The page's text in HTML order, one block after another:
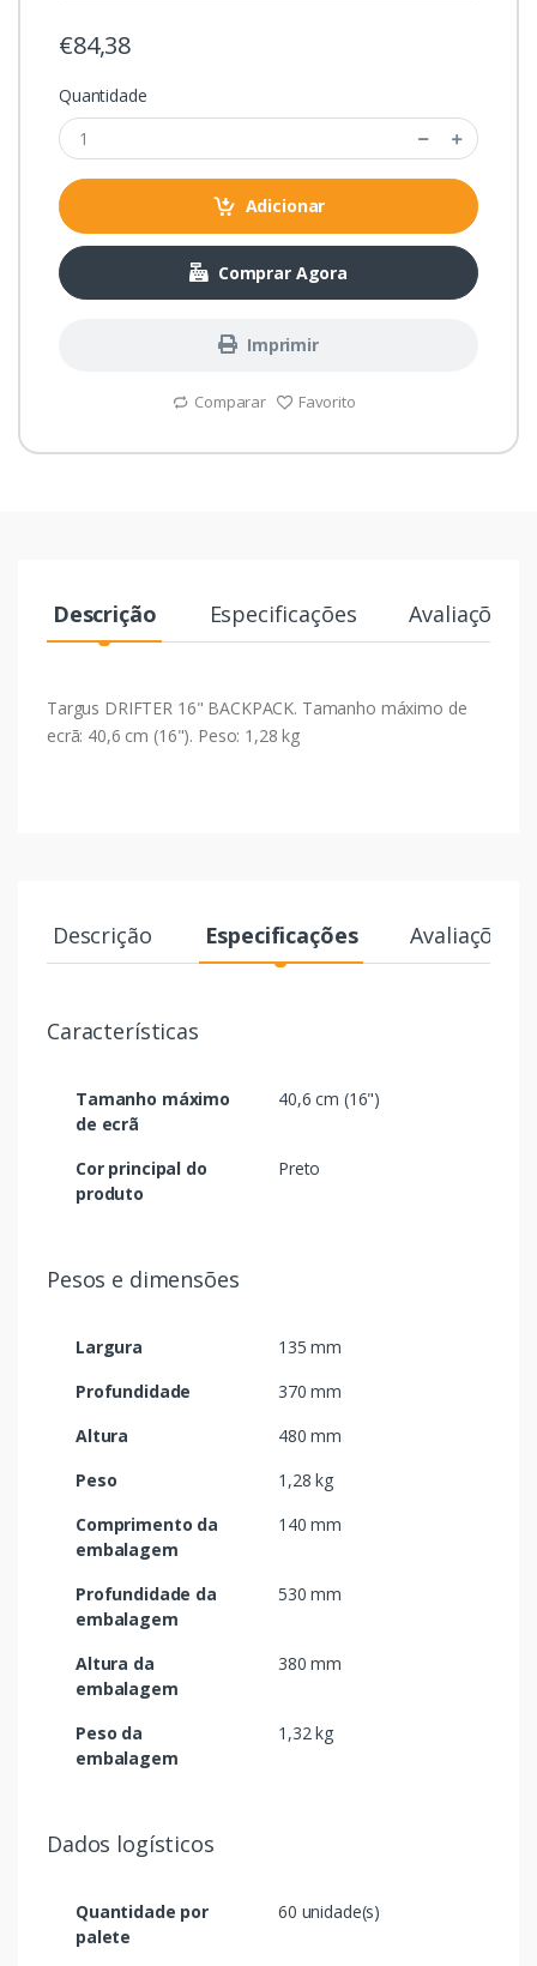
€84,38
Quantidade
Adicionar
Comprar Agora
Imprimir
Comparar Favorito
Descrição Especificações Avaliações
Targus DRIFTER 16" BACKPACK. Tamanho máximo de
ecrã: 40,6 cm (16"). Peso: 1,28 kg
Descrição Especificações Avaliações
Características
Tamanho máximo
de ecrã
40,6 cm (16")
Cor principal do
produto
Preto
Pesos e dimensões
Largura
135 mm
Profundidade
370 mm
Altura
480 mm
Peso
1,28 kg
Comprimento da
embalagem
140 mm
Profundidade da
embalagem
530 mm
Altura da
embalagem
380 mm
Peso da
embalagem
1,32 kg
Dados logísticos
Quantidade por
palete
60 unidade(s)